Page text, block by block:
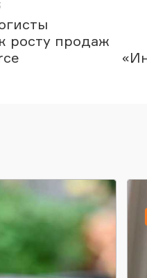
росту продаж